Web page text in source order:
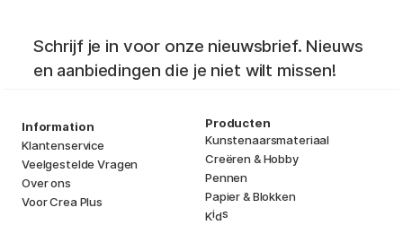
Schrijf je in voor onze nieuwsbrief. Nieuws
en aanbiedingen die je niet wilt missen!
Information
Klantenservice
Veelgestelde Vragen
Over ons
Voor Crea Plus
Producten
Kunstenaarsmateriaal
Creëren & Hobby
Pennen
Papier & Blokken
Kids